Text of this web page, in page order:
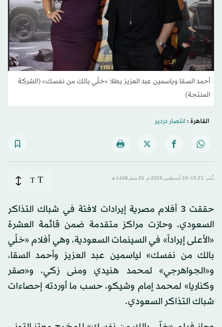
أحمد السقا وياسمين عبد العزيز بطلا «خلّي بالك من نفسك» (الشركة
حققت 3 أفلام مصرية إيرادات لافتة في شباك التذاكر
السعودي، وحازت مراكز متقدمة ضمن قائمة العشرة
«الأعلى إيراداً» في السينمات السعودية، وهي أفلام «خلّي
بالك من نفسك» لياسمين عبد العزيز وأحمد السقا،
و«الجواهرجي» لمحمد هنيدي ومنى زكي، و«صقر
وكناريا» لمحمد إمام وشيكو، حسب ما أوردته إحصاءات
شباك التذاكر السعودي.